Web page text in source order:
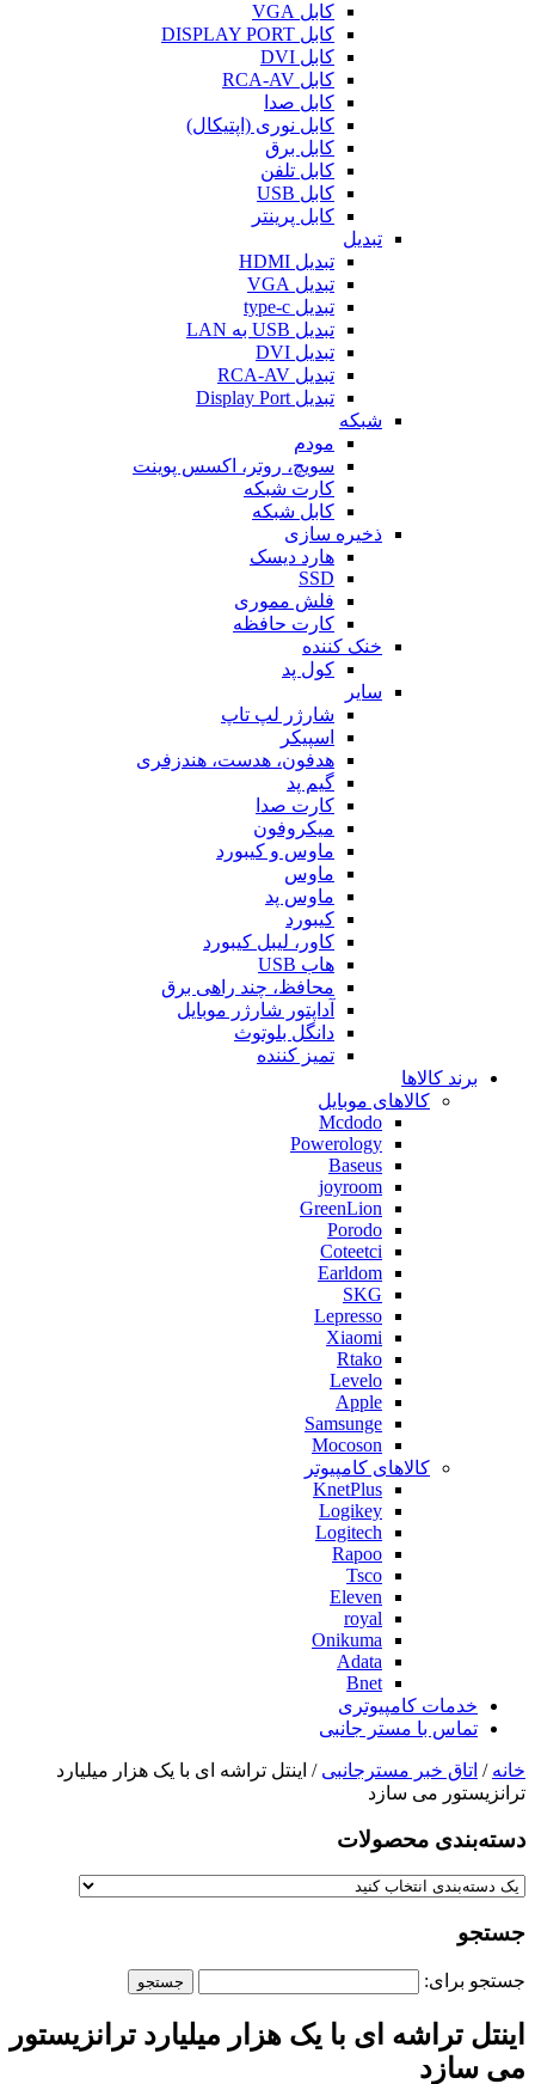
کابل VGA
کابل DISPLAY PORT
کابل DVI
کابل RCA-AV
کابل صدا
کابل نوری (اپتیکال)
کابل برق
کابل تلفن
کابل USB
کابل پرینتر
تبدیل
تبدیل HDMI
تبدیل VGA
تبدیل type-c
تبدیل USB به LAN
تبدیل DVI
تبدیل RCA-AV
تبدیل Display Port
شبکه
مودم
سویچ، روتر، اکسس پوینت
کارت شبکه
کابل شبکه
ذخیره سازی
هارد دیسک
SSD
فلش مموری
کارت حافظه
خنک کننده
کول پد
سایر
شارژر لپ تاپ
اسپیکر
هدفون، هدست، هندزفری
گیم پد
کارت صدا
میکروفون
ماوس و کیبورد
ماوس
ماوس پد
کیبورد
کاور، لیبل کیبورد
هاب USB
محافظ، چند راهی برق
آداپتور شارژر موبایل
دانگل بلوتوث
تمیز کننده
برند کالاها
کالاهای موبایل
Mcdodo
Powerology
Baseus
joyroom
GreenLion
Porodo
Coteetci
Earldom
SKG
Lepresso
Xiaomi
Rtako
Levelo
Apple
Samsunge
Mocoson
کالاهای کامپیوتر
KnetPlus
Logikey
Logitech
Rapoo
Tsco
Eleven
royal
Onikuma
Adata
Bnet
خدمات کامپیوتری
تماس با مستر جانبی
خانه / اتاق خبر مسترجانبی / اینتل تراشه ای با یک هزار میلیارد
ترانزیستور می سازد
دسته‌بندی‌ محصولات
جستجو
جستجو برای:
اینتل تراشه ای با یک هزار میلیارد ترانزیستور
می سازد